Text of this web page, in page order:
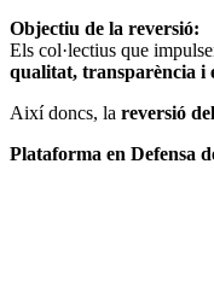
Objectiu de la reversió:
Els col·lectius que
qualitat, transparència i
Així doncs, la reversió
Plataforma en Defensa